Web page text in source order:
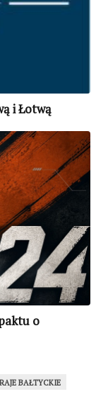
i Łotwą
o
BAŁTYCKIE